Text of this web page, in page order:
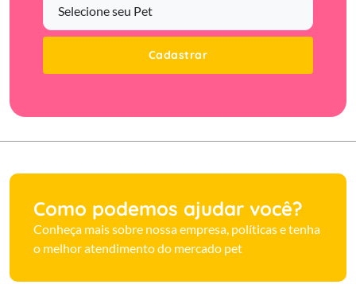
Cadastrar
Como podemos ajudar você?
Conheça mais sobre nossa empresa, políticas e tenha
o melhor atendimento do mercado pet